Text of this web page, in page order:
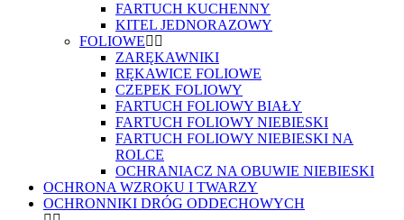
FARTUCH KUCHENNY
KITEL JEDNORAZOWY
FOLIOWE
ZARĘKAWNIKI
RĘKAWICE FOLIOWE
CZEPEK FOLIOWY
FARTUCH FOLIOWY BIAŁY
FARTUCH FOLIOWY NIEBIESKI
FARTUCH FOLIOWY NIEBIESKI NA
ROLCE
OCHRANIACZ NA OBUWIE NIEBIESKI
OCHRONA WZROKU I TWARZY
OCHRONNIKI DRÓG ODDECHOWYCH